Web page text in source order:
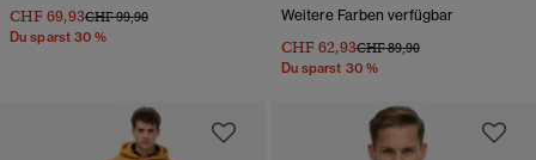
CHF 69,93Preis wurde reduziert von
CHF 99,90bis
Du sparst 30 %
Weitere Farben verfügbar
CHF 62,93Preis wurde reduziert von
CHF 89,90bis
Du sparst 30 %